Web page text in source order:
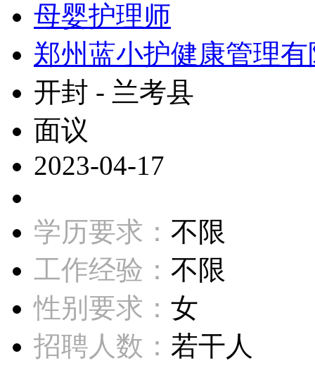
母婴护理师
郑州蓝小护健康管理
开封 - 兰考县
面议
2023-04-17
学历要求： 不限
工作经验： 不限
性别要求： 女
招聘人数： 若干人